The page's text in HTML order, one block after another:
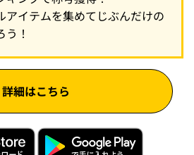
イテムを集めてじぶんだけの
！
詳細はこちら